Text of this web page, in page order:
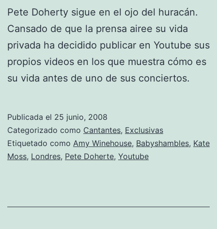
Pete Doherty sigue en el ojo del huracán.
Cansado de que la prensa airee su vida
privada ha decidido publicar en Youtube sus
propios videos en los que muestra cómo es
su vida antes de uno de sus conciertos.
Publicada el 25 junio, 2008
Categorizado como Cantantes, Exclusivas
Etiquetado como Amy Winehouse, Babyshambles, Kate
Moss, Londres, Pete Doherte, Youtube